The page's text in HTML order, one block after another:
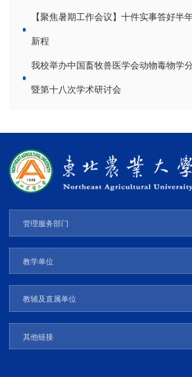
【聚焦暑期工作会议】十件实事答好半
新程
我校举办中国畜牧兽医学会动物毒物学
暨第十八次学术研讨会
管理服务部门
教学单位
教辅及直属单位
其他链接